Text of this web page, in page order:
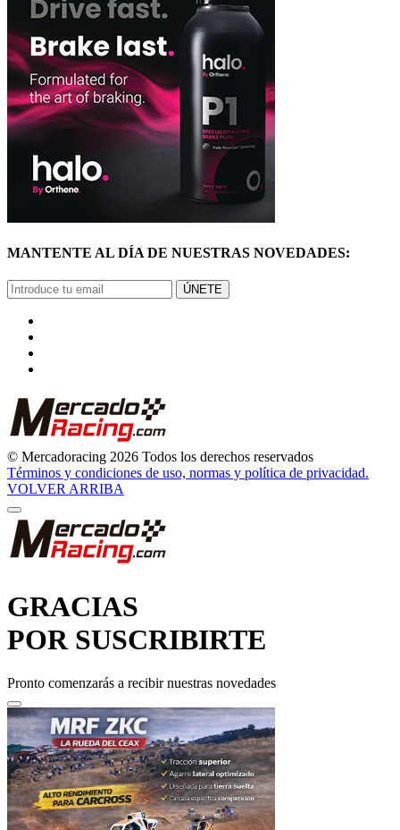
MANTENTE AL DÍA DE NUESTRAS NOVEDADES:
ÚNETE
© Mercadoracing 2026 Todos los derechos reservados
Términos y condiciones de uso, normas y política de privacidad.
VOLVER ARRIBA
GRACIAS
POR SUSCRIBIRTE
Pronto comenzarás a recibir nuestras novedades